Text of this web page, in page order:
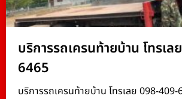
บริการรถเครนท้ายบ้าน โทรเ
6465
บริการรถเครนท้ายบ้าน โทรเลย 098-409-